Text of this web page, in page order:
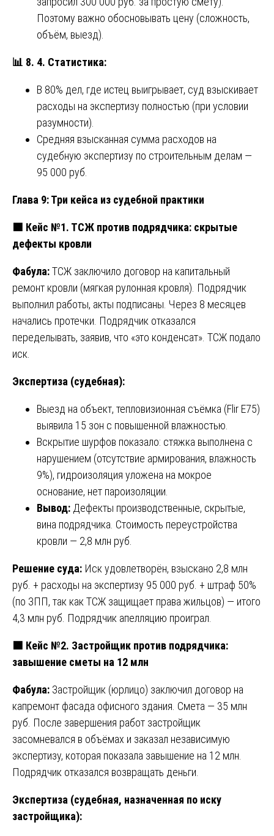
Поэтому важно обосновывать цену (сложность,
объём, выезд).
📊 8. 4. Статистика:
В 80% дел, где истец выигрывает, суд взыскивает
расходы на экспертизу полностью (при условии
разумности).
Средняя взысканная сумма расходов на
судебную экспертизу по строительным делам —
95 000 руб.
Глава 9: Три кейса из судебной практики
🟩 Кейс №1. ТСЖ против подрядчика: скрытые
дефекты кровли
Фабула:ТСЖ заключило договор на капитальный
ремонт кровли (мягкая рулонная кровля). Подрядчик
выполнил работы, акты подписаны. Через 8 месяцев
начались протечки. Подрядчик отказался
переделывать, заявив, что «это конденсат». ТСЖ подало
иск.
Экспертиза (судебная):
Выезд на объект, тепловизионная съёмка (Flir E75)
выявила 15 зон с повышенной влажностью.
Вскрытие шурфов показало: стяжка выполнена с
нарушением (отсутствие армирования, влажность
9%), гидроизоляция уложена на мокрое
основание, нет пароизоляции.
Вывод: Дефекты производственные, скрытые,
вина подрядчика. Стоимость переустройства
кровли — 2,8 млн руб.
Решение суда: Иск удовлетворён, взыскано 2,8 млн
руб. + расходы на экспертизу 95 000 руб. + штраф 50%
(по ЗПП, так как ТСЖ защищает права жильцов) — итого
4,3 млн руб. Подрядчик апелляцию проиграл.
🟩 Кейс №2. Застройщик против подрядчика:
завышение сметы на 12 млн
Фабула: Застройщик (юрлицо) заключил договор на
капремонт фасада офисного здания. Смета — 35 млн
руб. После завершения работ застройщик
засомневался в объёмах и заказал независимую
экспертизу, которая показала завышение на 12 млн.
Подрядчик отказался возвращать деньги.
Экспертиза (судебная, назначенная по иску
застройщика):